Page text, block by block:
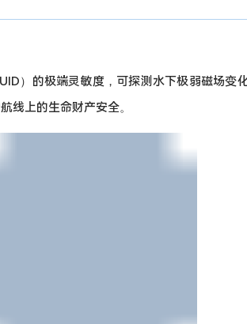
）的极端灵敏度，可探测水下极弱磁场变
线上的生命财产安全。